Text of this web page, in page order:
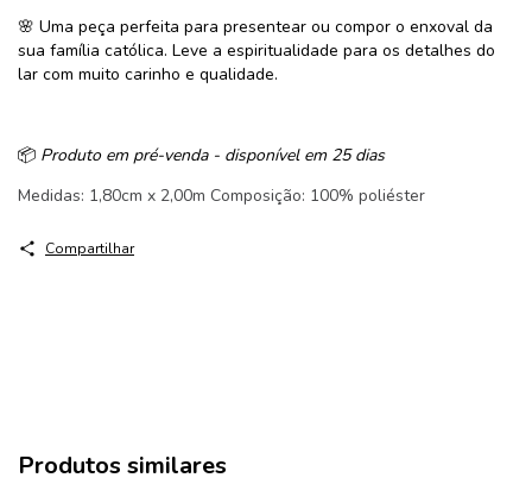
🌸 Uma peça perfeita para presentear ou compor o enxoval da
sua família católica. Leve a espiritualidade para os detalhes do
lar com muito carinho e qualidade.
📦 Produto em pré-venda - disponível em 25 dias
Medidas: 1,80cm x 2,00m Composição: 100% poliéster
Compartilhar
Produtos similares